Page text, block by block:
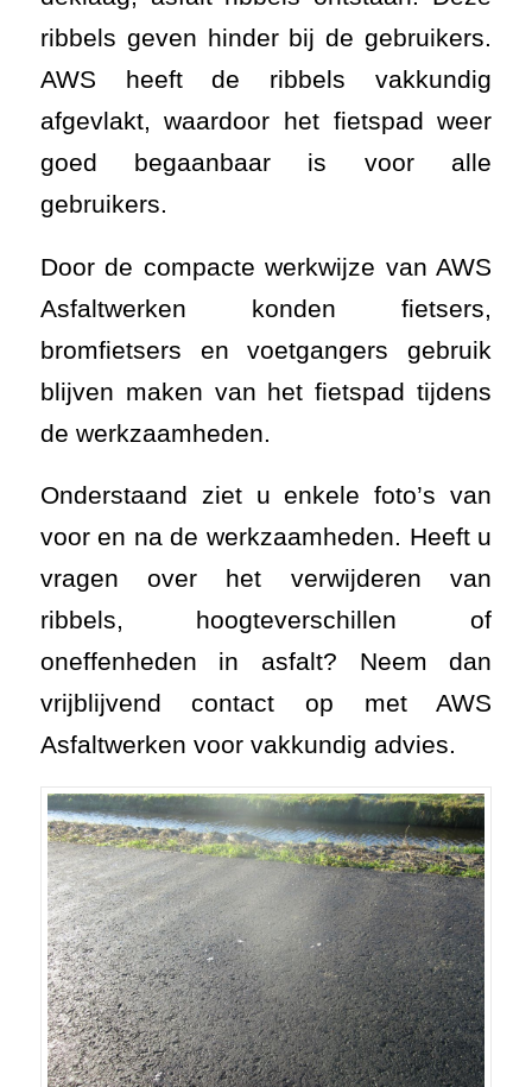
ribbels geven hinder bij de gebruikers.
AWS heeft de ribbels vakkundig
afgevlakt, waardoor het fietspad weer
goed begaanbaar is voor alle
gebruikers.
Door de compacte werkwijze van AWS
Asfaltwerken konden fietsers,
bromfietsers en voetgangers gebruik
blijven maken van het fietspad tijdens
de werkzaamheden.
Onderstaand ziet u enkele foto’s van
voor en na de werkzaamheden. Heeft u
vragen over het verwijderen van
ribbels, hoogteverschillen of
oneffenheden in asfalt? Neem dan
vrijblijvend contact op met AWS
Asfaltwerken voor vakkundig advies.